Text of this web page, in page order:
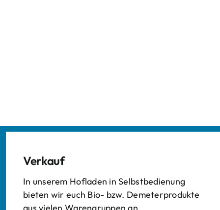
Verkauf
In unserem Hofladen in Selbstbedienung
bieten wir euch Bio- bzw. Demeterprodukte